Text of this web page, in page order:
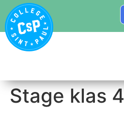
Stage klas 4